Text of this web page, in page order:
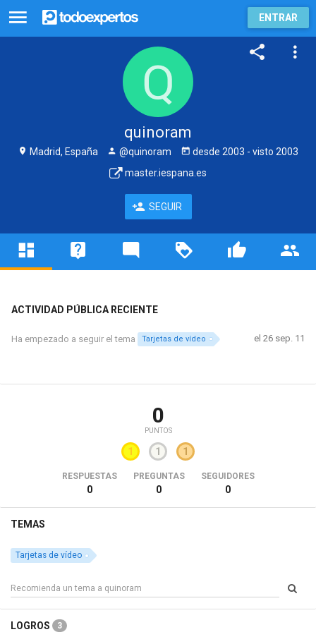
ENTRAR
quinoram
Madrid, España @quinoram desde 2003 - visto 2003
master.iespana.es
SEGUIR
ACTIVIDAD PÚBLICA RECIENTE
Ha empezado a seguir el tema Tarjetas de vídeo el 26 sep. 11
0
PUNTOS
1 1 1
RESPUESTAS
0
PREGUNTAS
0
SEGUIDORES
0
TEMAS
Tarjetas de vídeo
LOGROS 3